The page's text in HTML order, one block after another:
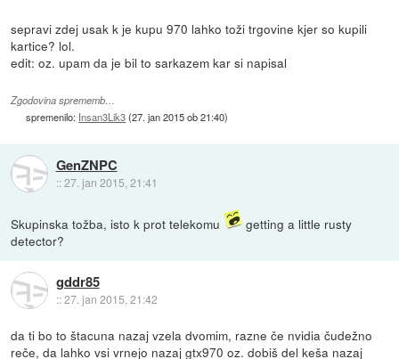
sepravi zdej usak k je kupu 970 lahko toži trgovine kjer so kupili
kartice? lol.
edit: oz. upam da je bil to sarkazem kar si napisal
Zgodovina sprememb…
spremenilo: Insan3Lik3(27. jan 2015 ob 21:40)
GenZNPC
::27. jan 2015, 21:41
Skupinska tožba, isto k prot telekomu
getting a little rusty
detector?
gddr85
::27. jan 2015, 21:42
da ti bo to štacuna nazaj vzela dvomim, razne če nvidia čudežno
reče, da lahko vsi vrnejo nazaj gtx970 oz. dobiš del keša nazaj